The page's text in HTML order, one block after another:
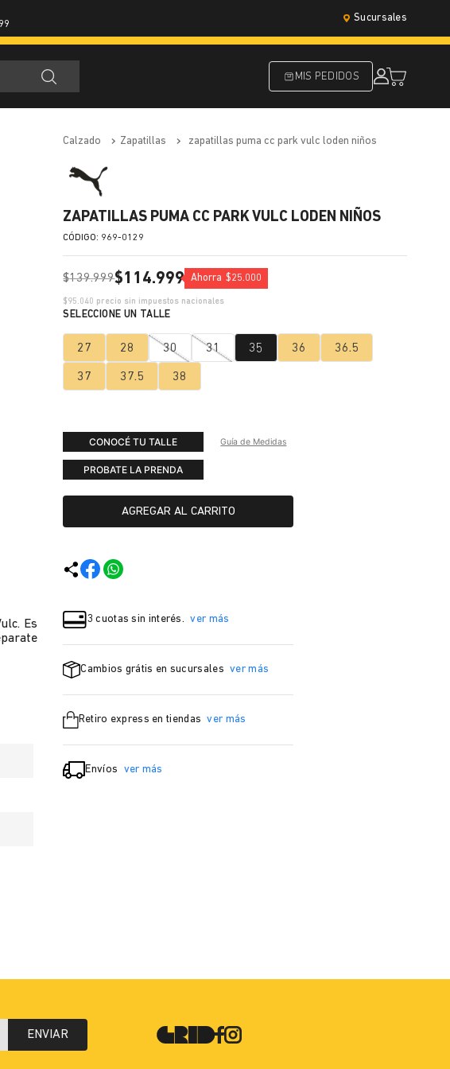
Sucursales
MIS PEDIDOS
Es
calzado zapatillas zapatillas puma cc park vulc loden niños
ZAPATILLAS PUMA CC PARK VULC LODEN NIÑOS
: 969-0129
$139.999$114.999 Ahorra $25.000
$95.040 precio sin impuestos nacionales
27 28 30 31 35 36 36.5
37 37.5 38
CONOCÉ TU TALLE Guía de Medidas
PROBATE LA PRENDA
AGREGAR AL CARRITO
3 cuotas sin interés. ver más
Cambios grátis en sucursales ver más
Retiro express en tiendas ver más
Envíos ver más
ENVIAR